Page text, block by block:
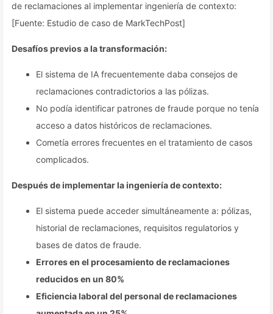
de reclamaciones al implementar ingeniería de contexto:
[Fuente: Estudio de caso de MarkTechPost]
Desafíos previos a la transformación:
El sistema de IA frecuentemente daba consejos de
reclamaciones contradictorios a las pólizas.
No podía identificar patrones de fraude porque no tenía
acceso a datos históricos de reclamaciones.
Cometía errores frecuentes en el tratamiento de casos
complicados.
Después de implementar la ingeniería de contexto:
El sistema puede acceder simultáneamente a: pólizas,
historial de reclamaciones, requisitos regulatorios y
bases de datos de fraude.
Errores en el procesamiento de reclamaciones
reducidos en un 80%
Eficiencia laboral del personal de reclamaciones